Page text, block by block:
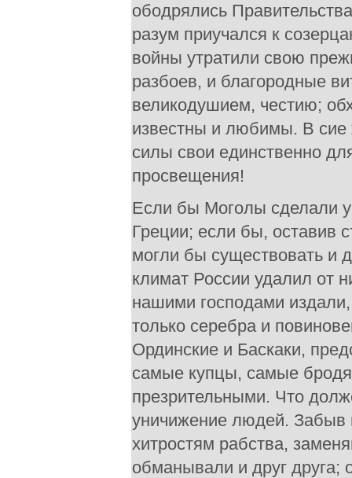
ободрялись
разум приучался к
войны утратили свою
разбоев, и благородные
великодушием, честию;
известны и любимы. В сие
силы свои единственно
просвещения!
Если бы Моголы сделали у
Греции; если бы, оставив
могли бы существовать и
климат России удалил от
нашими господами
только серебра и
Ординские и Баскаки,
самые купцы, самые
презрительными. Что
уничижение людей. Забыв
хитростям рабства,
обманывали и друг друга;